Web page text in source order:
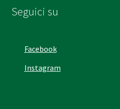
Seguici su
Facebook
Instagram